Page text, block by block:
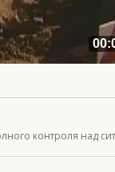
контроля над